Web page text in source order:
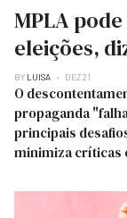
MPLA
eleições,
BY LUISA DEZ 21
O
propaganda
principais
minimiza críticas